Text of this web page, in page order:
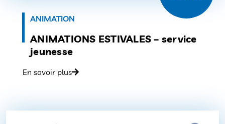
ANIMATION
ANIMATIONS ESTIVALES – service
jeunesse
En savoir plus